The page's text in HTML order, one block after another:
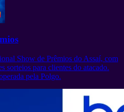
Show de Prêmios do Assaí, com
sorteios para clientes do atacado.
pela Polgo.